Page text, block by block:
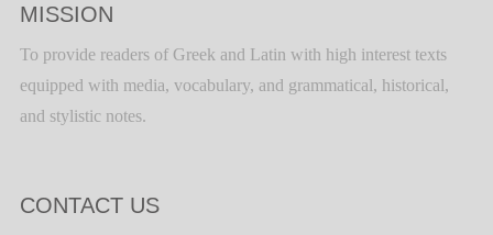
MISSION
To provide readers of Greek and Latin with high interest texts
equipped with media, vocabulary, and grammatical, historical,
and stylistic notes.
CONTACT US